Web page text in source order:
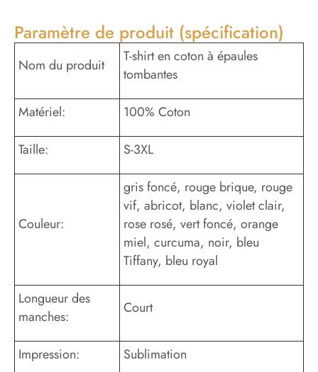
Paramètre de produit (spécification)
Nom du produit
T-shirt en coton à épaules
tombantes
Matériel: 100% Coton
Taille: S-3XL
Couleur:
gris foncé, rouge brique, rouge
vif, abricot, blanc, violet clair,
rose rosé, vert foncé, orange
miel, curcuma, noir, bleu
Tiffany, bleu royal
Longueur des
manches:
Court
Impression: Sublimation